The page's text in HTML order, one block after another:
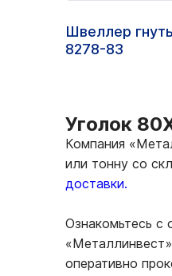
Швеллер
8278-83
Уголок
Компания
или тонну со
доставки.
Ознакомьтесь с
оперативно